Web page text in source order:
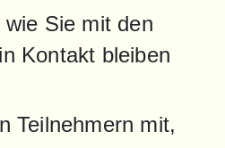
Sie mit den
Kontakt bleiben
Teilnehmern mit,